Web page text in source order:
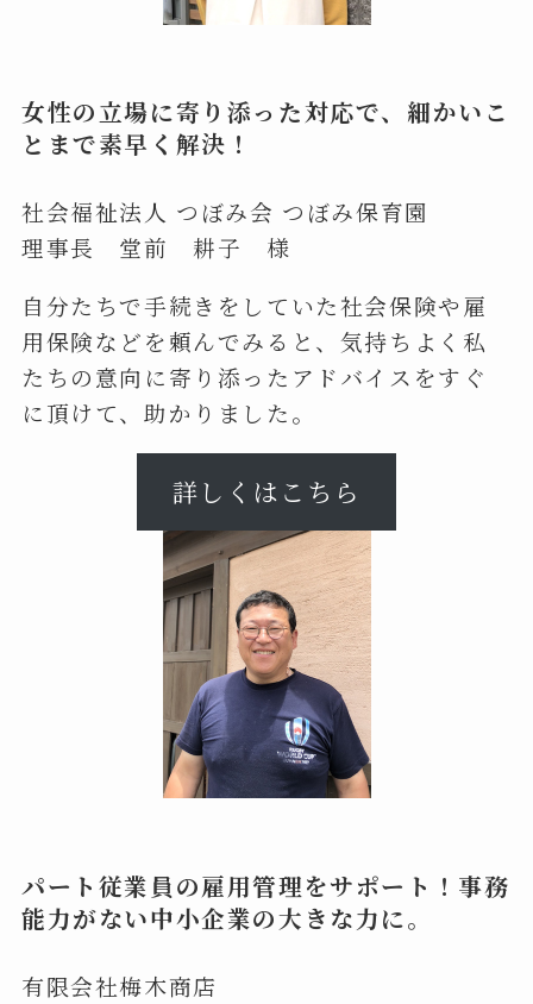
女性の立場に寄り添った対応で、細かいこ
とまで素早く解決！
社会福祉法人 つぼみ会 つぼみ保育園
理事長 堂前 耕子 様
自分たちで手続きをしていた社会保険や雇
用保険などを頼んでみると、気持ちよく私
たちの意向に寄り添ったアドバイスをすぐ
に頂けて、助かりました。
詳しくはこちら
パート従業員の雇用管理をサポート！事務
能力がない中小企業の大きな力に。
有限会社梅木商店